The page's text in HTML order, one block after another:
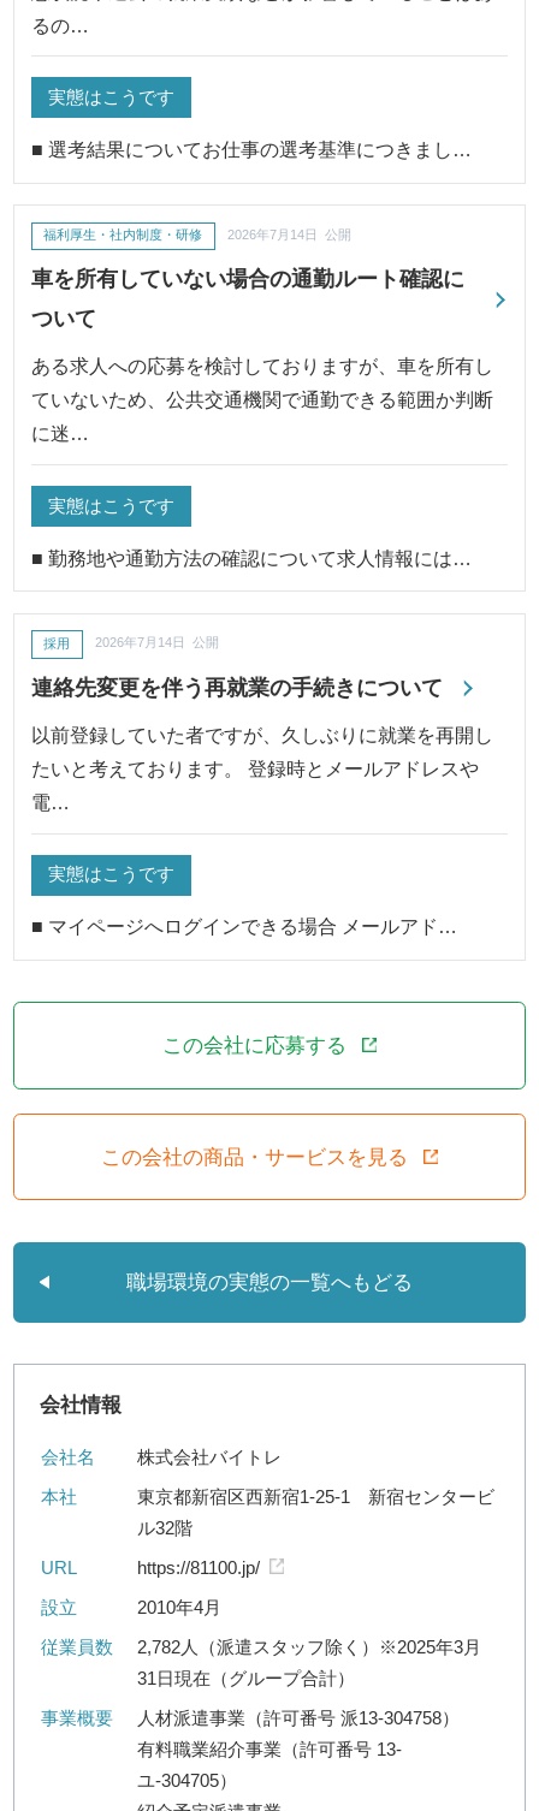
るの…
実態はこうです
■ 選考結果についてお仕事の選考基準につきまし…
車を所有していない場合の通勤ルート確認に
ついて
福利厚生・社内制度・研修 2026年7月14日 公開
ある求人への応募を検討しておりますが、車を所有し
ていないため、公共交通機関で通勤できる範囲か判断
に迷…
実態はこうです
■ 勤務地や通勤方法の確認について求人情報には…
連絡先変更を伴う再就業の手続きについて
採用 2026年7月14日 公開
以前登録していた者ですが、久しぶりに就業を再開し
たいと考えております。 登録時とメールアドレスや
電…
実態はこうです
■ マイページへログインできる場合 メールアド…
この会社に応募する
この会社の商品・サービスを見る
職場環境の実態の一覧へもどる
会社情報
会社名
株式会社バイトレ
本社
東京都新宿区西新宿1-25-1 新宿センタービ
ル32階
URL
https://81100.jp/
設立
2010年4月
従業員数
2,782人（派遣スタッフ除く）※2025年3月
31日現在（グループ合計）
事業概要
人材派遣事業（許可番号 派13-304758）
有料職業紹介事業（許可番号 13-
ユ-304705）